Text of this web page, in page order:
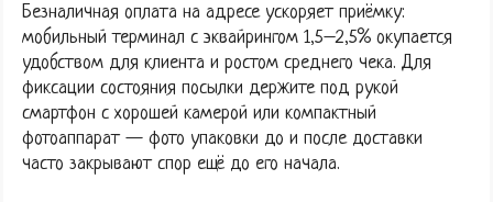
Безналичная оплата на адресе ускоряет приёмку:
мобильный терминал с эквайрингом 1,5–2,5% окупается
удобством для клиента и ростом среднего чека. Для
фиксации состояния посылки держите под рукой
смартфон с хорошей камерой или компактный
фотоаппарат — фото упаковки до и после доставки
часто закрывают спор ещё до его начала.